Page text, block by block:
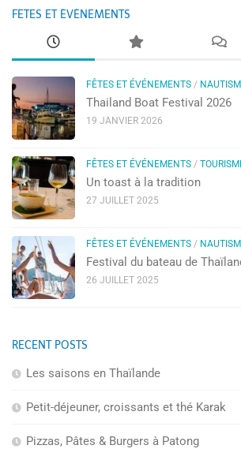
FÊTES ET ÉVÉNEMENTS
FÊTES ET ÉVÉNEMENTS /
Thailand Boat Festival 2026
19 JANVIER 2026
FÊTES ET ÉVÉNEMENTS /
Un toast à la tradition
27 JUILLET 2025
FÊTES ET ÉVÉNEMENTS /
Festival du bateau de
26 JUILLET 2025
RECENT POSTS
Les saisons en Thaïlande
Petit-déjeuner, croissants et thé Karak
Pizzas, Pâtes & Burgers à Patong